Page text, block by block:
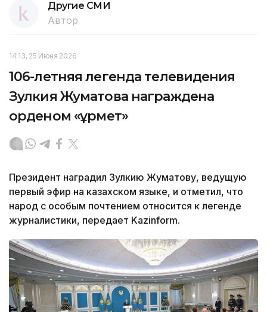
Другие СМИ
Автор
14:13, 25 Июня 2026
106-летняя легенда телевидения
Зулкия Жуматова награждена
орденом «Құрмет»
Президент наградил Зулкию Жуматову, ведущую
первый эфир на казахском языке, и отметил, что
народ с особым почтением относится к легенде
журналистики, передает Kazinform.